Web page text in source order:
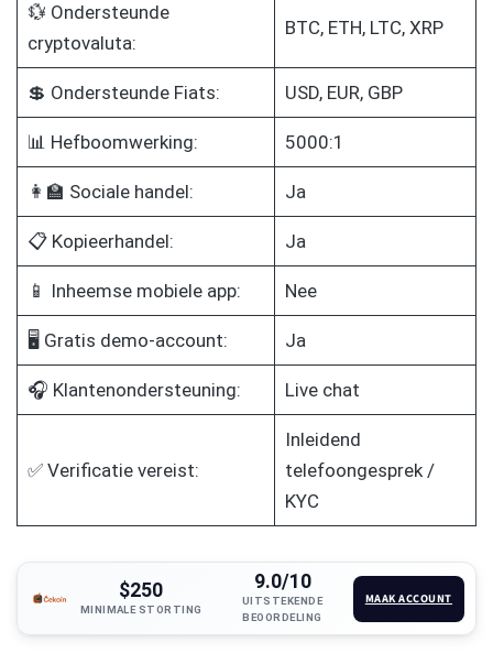
💱 Ondersteunde
cryptovaluta:
BTC, ETH, LTC, XRP
💲 Ondersteunde Fiats: USD, EUR, GBP
📊 Hefboomwerking: 5000:1
👩‍🏫 Sociale handel: Ja
📋 Kopieerhandel: Ja
📱 Inheemse mobiele app: Nee
🖥️ Gratis demo-account: Ja
🎧 Klantenondersteuning: Live chat
✅ Verificatie vereist:
Inleidend
telefoongesprek /
KYC
$250
MINIMALE STORTING
9.0/10
UITSTEKENDE
BEOORDELING
MAAK ACCOUNT